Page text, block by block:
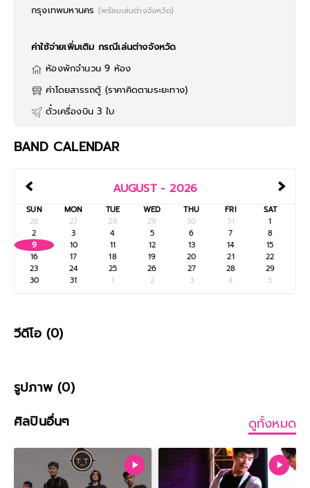
กรุงเทพมหานคร (พร้อมเล่นต่างจังหวัด)
ค่าใช้จ่ายเพิ่มเติม กรณีเล่นต่างจังหวัด
ห้องพักจำนวน 9 ห้อง
ค่าโดยสารรถตู้ (ราคาคิดตามระยะทาง)
ตั๋วเครื่องบิน 3 ใบ
BAND CALENDAR
‹ ›
AUGUST - 2026
SUN MON TUE WED THU FRI
SAT
26
27 28 29 30 31
1
2
3 4 5 6 7
8
9
10 11 12 13 14
15
16
17 18 19 20 21
22
23
24 25 26 27 28
29
30
31 1 2 3 4 5
วีดีโอ (0)
รูปภาพ (0)
ศิลปินอื่นๆ
ดูทั้งหมด